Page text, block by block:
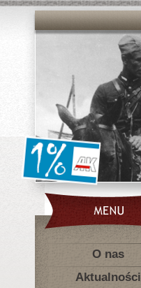
O nas
Aktualności